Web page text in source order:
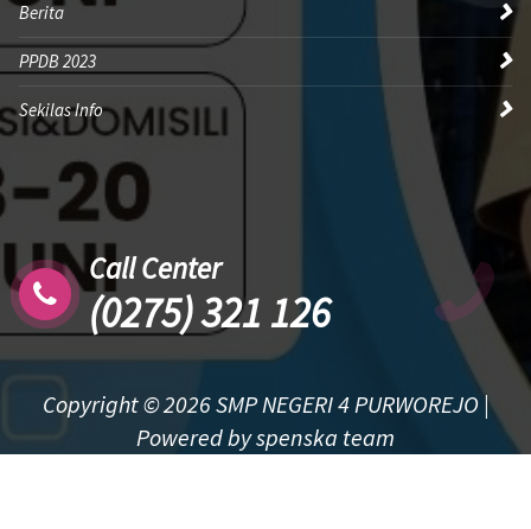
Berita
PPDB 2023
Sekilas Info
Call Center
(0275) 321 126
Copyright © 2026 SMP NEGERI 4 PURWOREJO |
Powered by spenska team